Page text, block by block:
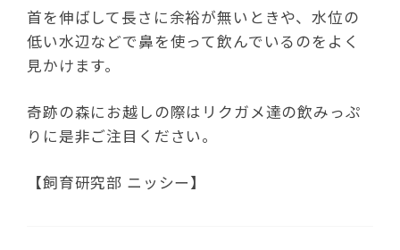
首を伸ばして長さに余裕が無いときや、水位の
低い水辺などで鼻を使って飲んでいるのをよく
見かけます。
奇跡の森にお越しの際はリクガメ達の飲みっぷ
りに是非ご注目ください。
【飼育研究部 ニッシー】